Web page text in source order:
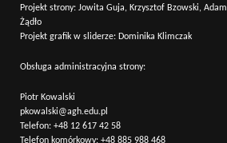
Projekt strony: Jowita Guja, Krzysztof Bzowski, Adam
Żądło
Projekt grafik w sliderze: Dominika Klimczak
Obsługa administracyjna strony:
Piotr Kowalski
pkowalski@agh.edu.pl
Telefon: +48 12 617 42 58
Telefon komórkowy: +48 885 988 468